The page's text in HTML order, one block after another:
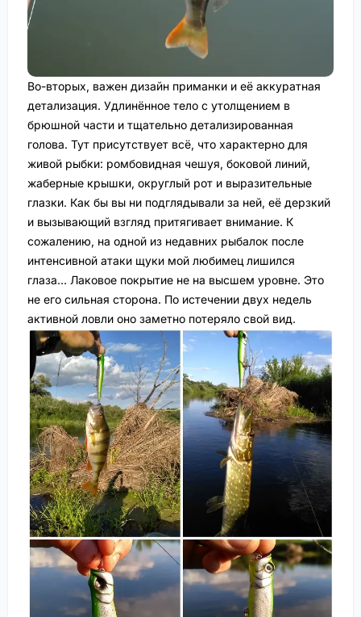
Во-вторых, важен дизайн приманки и её аккуратная
детализация. Удлинённое тело с утолщением в
брюшной части и тщательно детализированная
голова. Тут присутствует всё, что характерно для
живой рыбки: ромбовидная чешуя, боковой линий,
жаберные крышки, округлый рот и выразительные
глазки. Как бы вы ни подглядывали за ней, её дерзкий
и вызывающий взгляд притягивает внимание. К
сожалению, на одной из недавних рыбалок после
интенсивной атаки щуки мой любимец лишился
глаза… Лаковое покрытие не на высшем уровне. Это
не его сильная сторона. По истечении двух недель
активной ловли оно заметно потеряло свой вид.